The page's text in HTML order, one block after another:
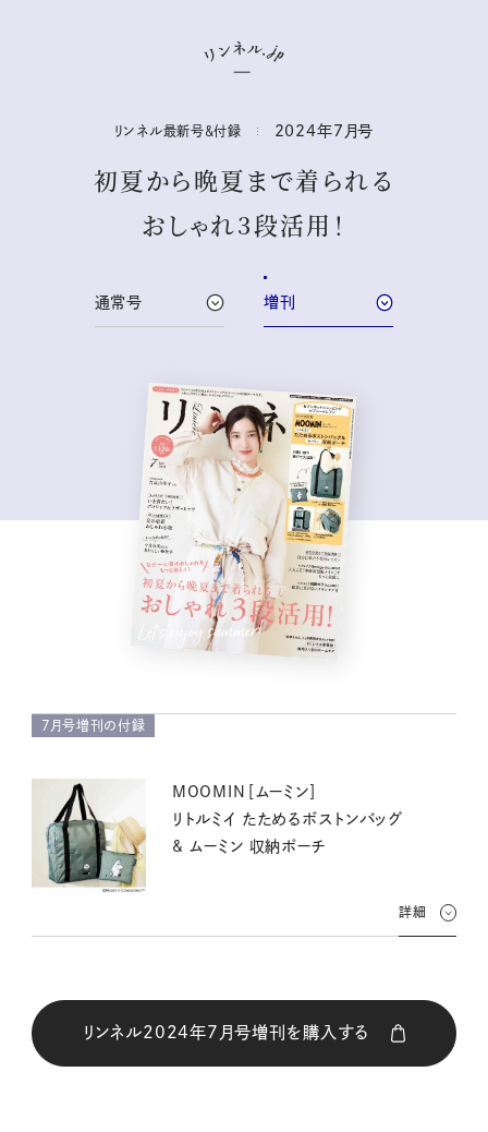
リンネル最新号&付録 2024年7 月号
初夏から晩夏まで着られる
おしゃれ3段活用！
通常号 増刊
7月号増刊の付録
MOOMIN［ムーミン］
リトルミイ たためるボストンバッグ
& ムーミン 収納ポーチ
詳細
リンネル2024年7月号増刊を購入する